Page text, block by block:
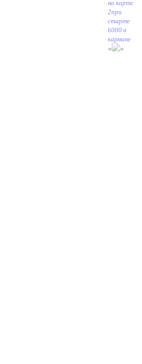
на карте
2при
старте
6000 в
кармане